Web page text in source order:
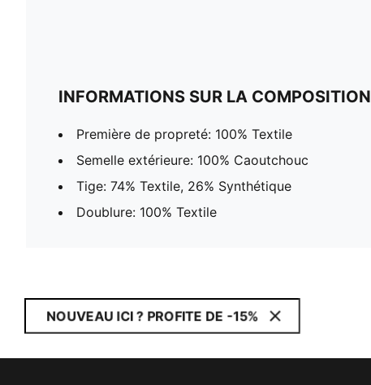
INFORMATIONS SUR LA COMPOSITION
Première de propreté: 100% Textile
Semelle extérieure: 100% Caoutchouc
Tige: 74% Textile, 26% Synthétique
Doublure: 100% Textile
NOUVEAU ICI ? PROFITE DE -15%